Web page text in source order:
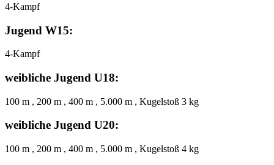
4-Kampf
Jugend W15:
4-Kampf
weibliche Jugend U18:
100 m , 200 m , 400 m , 5.000 m , Kugelstoß 3 kg
weibliche Jugend U20:
100 m , 200 m , 400 m , 5.000 m , Kugelstoß 4 kg